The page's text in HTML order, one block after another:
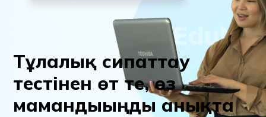
Тұлалық сипаттау
тестінен өт те, өз
мамандыыңды анықта